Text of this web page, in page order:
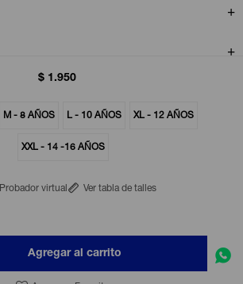
$ 1.950
M - 8 AÑOS L - 10 AÑOS XL - 12 AÑOS
XXL - 14 -16 AÑOS
Probador virtual
Ver tabla de talles
Agregar al carrito
Fenicio